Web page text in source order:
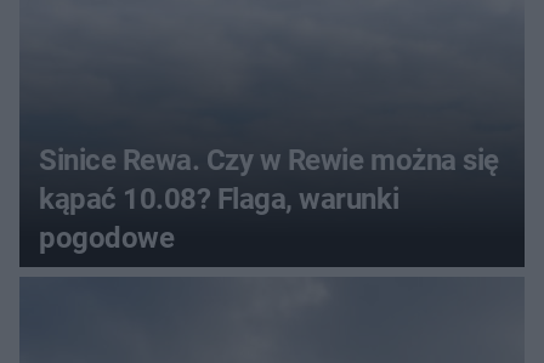
Sinice Rewa. Czy w Rewie można się
kąpać 10.08? Flaga, warunki
pogodowe